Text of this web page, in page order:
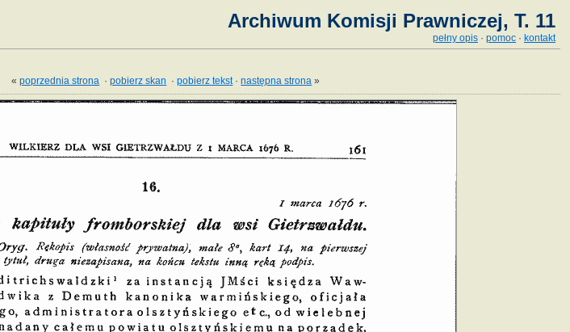
Archiwum Komisji Prawniczej, T. 11
pełny opis · pomoc · kontakt
«poprzednia strona ·pobierz skan ·pobierz tekst·następna strona »